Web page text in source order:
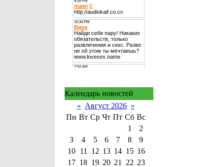
Календарь новостей
« Август 2026 »
Пн Вт Ср Чт Пт Сб Вс
1
2
3
4 5 6 7 8
9
10
11 12 13 14 15 16
17 18 19 20 21 22 23